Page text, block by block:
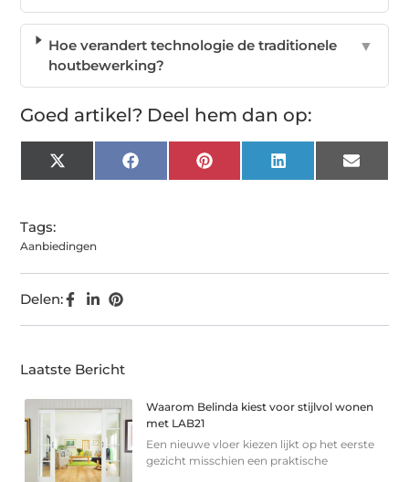
Hoe verandert technologie de traditionele
houtbewerking?
▼
Goed artikel? Deel hem dan op:
X
(Twitter)
FacebookPinterest LinkedIn Email
Tags:
Aanbiedingen
Delen:
Laatste Bericht
Waarom Belinda kiest voor stijlvol wonen
met LAB21
Een nieuwe vloer kiezen lijkt op het eerste
gezicht misschien een praktische